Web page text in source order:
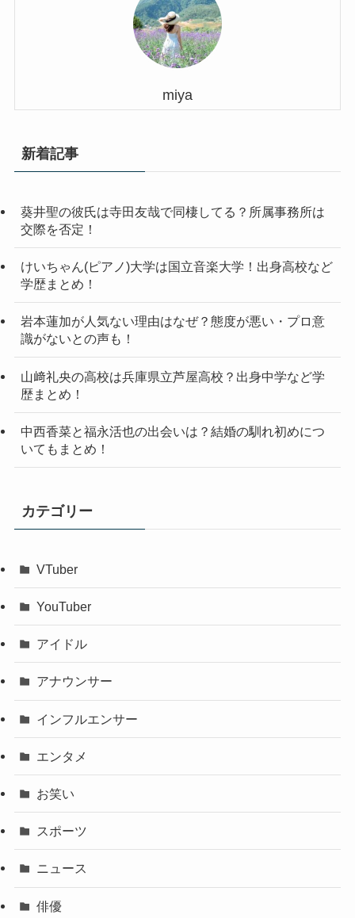
miya
新着記事
葵井聖の彼氏は寺田友哉で同棲してる？所属事務所は
交際を否定！
けいちゃん(ピアノ)大学は国立音楽大学！出身高校など
学歴まとめ！
岩本蓮加が人気ない理由はなぜ？態度が悪い・プロ意
識がないとの声も！
山﨑礼央の高校は兵庫県立芦屋高校？出身中学など学
歴まとめ！
中西香菜と福永活也の出会いは？結婚の馴れ初めにつ
いてもまとめ！
カテゴリー
VTuber
YouTuber
アイドル
アナウンサー
インフルエンサー
エンタメ
お笑い
スポーツ
ニュース
俳優